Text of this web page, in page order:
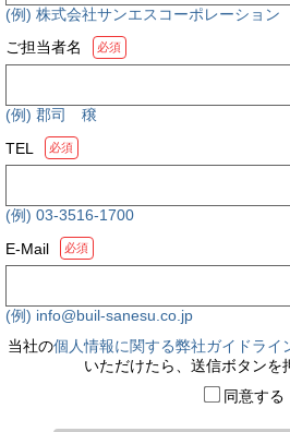
(例) 株式会社サンエスコーポレーション
ご担当者名
必須
(例) 郡司 穣
TEL
必須
(例) 03-3516-1700
E-Mail
必須
(例) info@buil-sanesu.co.jp
当社の個人情報に関する弊社ガイドライ
いただけたら、送信ボタンを
同意する